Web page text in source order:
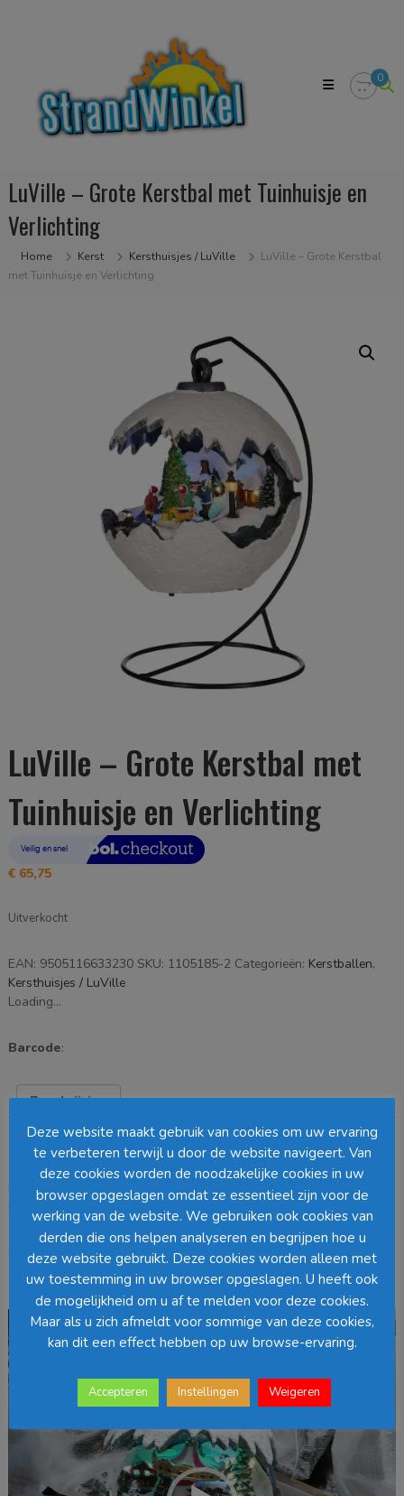
zodat
strandgevoel
in
huis
kan
halen
0
LuVille – Grote Kerstbal met Tuinhuisje en
Verlichting
Home Kerst Kersthuisjes / LuVille
LuVille – Grote Kerstbal
met Tuinhuisje en Verlichting
LuVille – Grote Kerstbal met
Tuinhuisje en Verlichting
€65,75
Uitverkocht
EAN: 9505116633230 SKU: 1105185-2 Categorieën: Kerstballen,
Kersthuisjes / LuVille
Loading...
Barcode:
Beschrijving
Beschrijving
Een grote kerstbal met een miniatuur scenery van tuinhuis met
kerstboom en met verlichting.
Breedte van de bal is ongeveer 20 cm, de hoogte inclusief standaard
ca. 30 cm
Videospeler
Deze website maakt gebruik van cookies om uw ervaring
te verbeteren terwijl u door de website navigeert. Van
deze cookies worden de noodzakelijke cookies in uw
browser opgeslagen omdat ze essentieel zijn voor de
werking van de website. We gebruiken ook cookies van
derden die ons helpen analyseren en begrijpen hoe u
deze website gebruikt. Deze cookies worden alleen met
uw toestemming in uw browser opgeslagen. U heeft ook
de mogelijkheid om u af te melden voor deze cookies.
Maar als u zich afmeldt voor sommige van deze cookies,
kan dit een effect hebben op uw browse-ervaring.
Accepteren Instellingen Weigeren